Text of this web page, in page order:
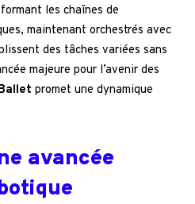
les chaînes de
maintenant orchestrés avec
des tâches variées sans
majeure pour l’avenir des
promet une dynamique
avancée